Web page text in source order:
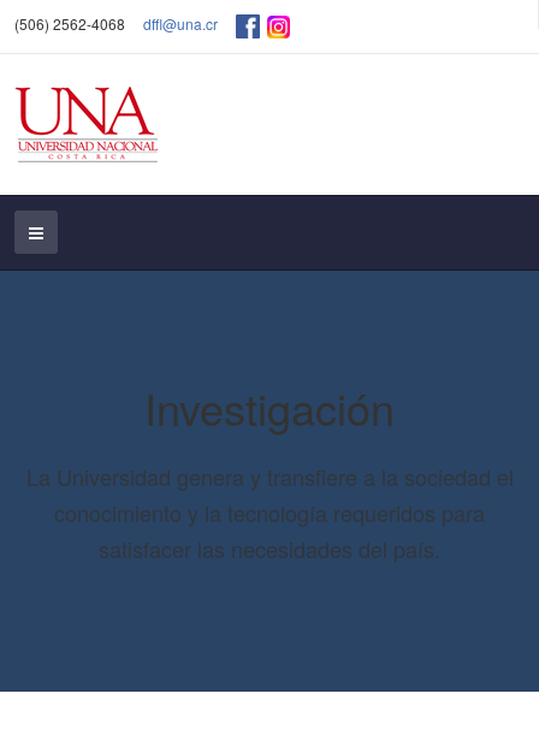
(506) 2562-4068 dffl@una.cr
Investigación
La Universidad genera y transfiere a la sociedad el
conocimiento y la tecnología requeridos para
satisfacer las necesidades del país.